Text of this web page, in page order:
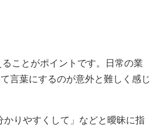
ことがポイントです。日常の業
言葉にするのが意外と難しく感じ
りやすくして」などと曖昧に指